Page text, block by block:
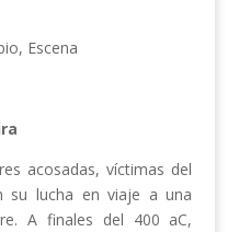
, Escena
acosadas, víctimas del
su lucha en viaje a una
A finales del 400 aC,